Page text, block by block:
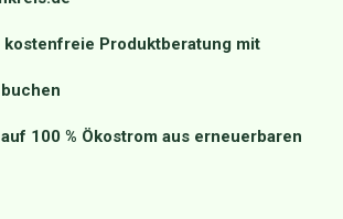
Produktberatung mit
100 % Ökostrom aus erneuerbaren